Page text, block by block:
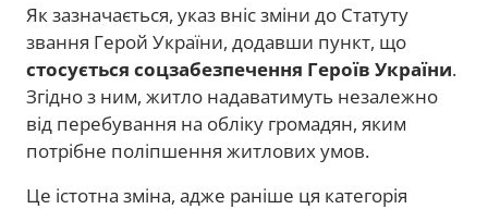
Як зазначається, указ вніс зміни до Статуту
звання Герой України, додавши пункт, що
стосується соцзабезпечення Героїв України.
Згідно з ним, житло надаватимуть незалежно
від перебування на обліку громадян, яким
потрібне поліпшення житлових умов.
Це істотна зміна, адже раніше ця категорія